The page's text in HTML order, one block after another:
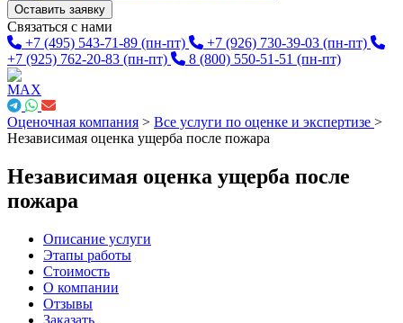
Оставить заявку
Связаться с нами
+7 (495) 543-71-89 (пн-пт) +7 (926) 730-39-03 (пн-пт)
+7 (925) 762-20-83 (пн-пт) 8 (800) 550-51-51 (пн-пт)
Оценочная компания > Все услуги по оценке и экспертизе >
Независимая оценка ущерба после пожара
Независимая оценка ущерба после
пожара
Описание услуги
Этапы работы
Стоимость
О компании
Отзывы
Заказать